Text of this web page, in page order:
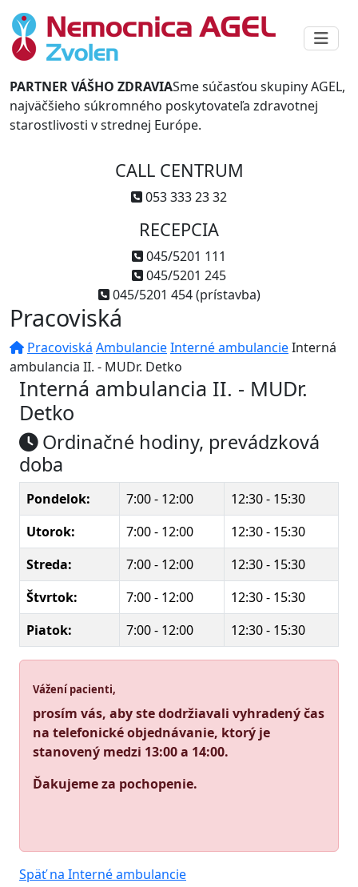
PARTNER VÁŠHO ZDRAVIASme súčasťou skupiny AGEL,
najväčšieho súkromného poskytovateľa zdravotnej
starostlivosti v strednej Európe.
CALL CENTRUM
053 333 23 32
RECEPCIA
045/5201 111
045/5201 245
045/5201 454 (prístavba)
Pracoviská
Pracoviská AmbulancieInterné ambulancieInterná
ambulancia II. - MUDr. Detko
Interná ambulancia II. - MUDr.
Detko
Ordinačné hodiny, prevádzková
doba
Pondelok: 7:00 - 12:00
12:30 - 15:30
Utorok:
7:00 - 12:00
12:30 - 15:30
Streda:
7:00 - 12:00
12:30 - 15:30
Štvrtok:
7:00 - 12:00
12:30 - 15:30
Piatok:
7:00 - 12:00 12:30 - 15:30
Vážení pacienti,
prosím vás, aby ste dodržiavali vyhradený čas
na telefonické objednávanie, ktorý je
stanovený medzi 13:00 a 14:00.
Ďakujeme za pochopenie.
Späť na Interné ambulancie